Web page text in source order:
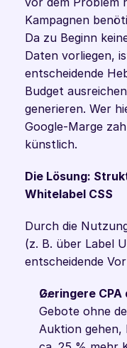
Kampagnen
Da zu Beginn
Daten vorliegen,
entscheidende
Budget
generieren. Wer
Google-Marge
künstlich.
Die Lösung:
Whitelabel CSS
Durch die
(z. B. über Label
entscheidende
Geringere
Gebote ohne
Auktion gehen,